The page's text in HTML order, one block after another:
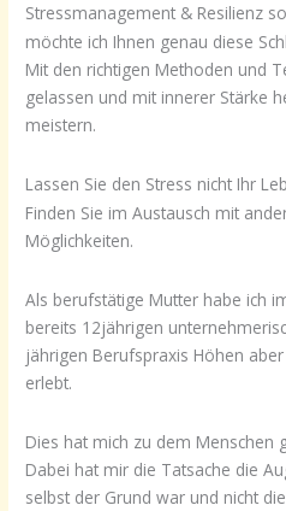
Stressmanagement & Resilienz
möchte ich Ihnen genau diese
Mit den richtigen Methoden und
gelassen und mit innerer Stärke
meistern.
Lassen Sie den Stress nicht Ihr
Finden Sie im Austausch mit
Möglichkeiten.
Als berufstätige Mutter habe ich
bereits 12jährigen
jährigen Berufspraxis Höhen
erlebt.
Dies hat mich zu dem Menschen
Dabei hat mir die Tatsache die
selbst der Grund war und nicht